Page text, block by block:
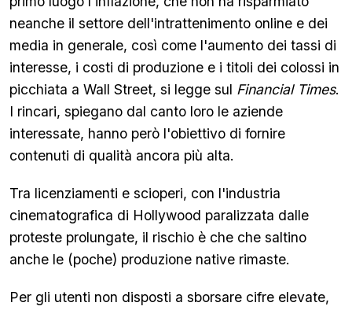
neanche il settore dell'intrattenimento online e dei
media in generale, così come l'aumento dei tassi di
interesse, i costi di produzione e i titoli dei colossi in
picchiata a Wall Street, si legge sul Financial Times.
I rincari, spiegano dal canto loro le aziende
interessate, hanno però l'obiettivo di fornire
contenuti di qualità ancora più alta.
Tra licenziamenti e scioperi, con l'industria
cinematografica di Hollywood paralizzata dalle
proteste prolungate, il rischio è che che saltino
anche le (poche) produzione native rimaste.
Per gli utenti non disposti a sborsare cifre elevate,